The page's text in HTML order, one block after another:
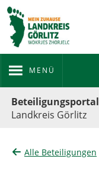
MENÜ
Beteiligungsportal
Landkreis Görlitz
Alle Beteiligungen